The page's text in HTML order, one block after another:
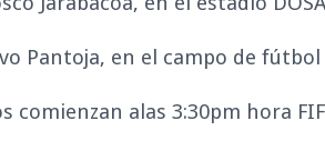
Pantoja, en el campo de fútbol
comienzan alas 3:30pm hora